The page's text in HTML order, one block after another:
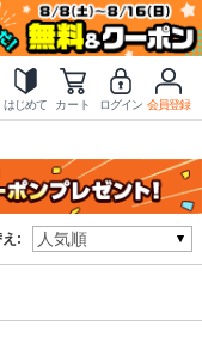
はじめて カート ログイン 会員登録
: